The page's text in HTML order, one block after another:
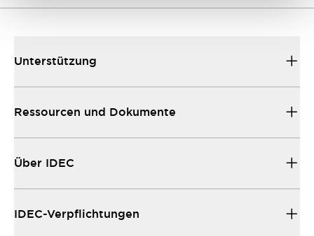
Unterstützung
Ressourcen und Dokumente
Über IDEC
IDEC-Verpflichtungen